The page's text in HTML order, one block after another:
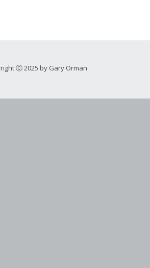
Ⓒ 2025 by Gary Orman